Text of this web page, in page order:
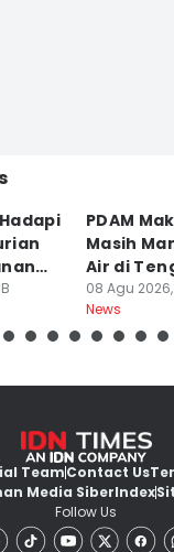
PDAM
Masih
Air di
08 Agu 2026,
News
TeamContact Us
Media SiberIndex
Follow Us